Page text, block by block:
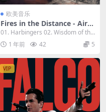
欧美音乐
Fires in the Distance - Air N
ot Meant for Us 2023 [24bi
t/48kHz] [Hi-Res Flac 640M
B]
01. Harbingers 02. Wisdom of the
Falling...
1 年前 42 5
VIP